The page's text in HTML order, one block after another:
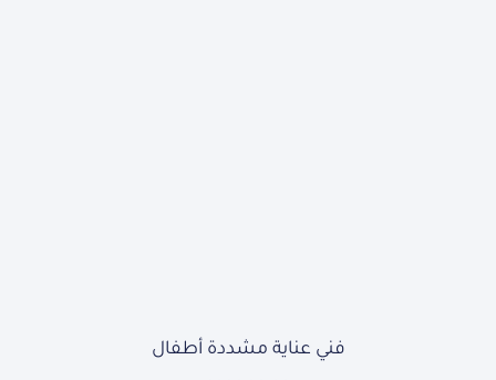
فني عناية مشددة أطفال